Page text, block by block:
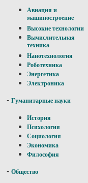
Авиация и
машиностроение
Высокие технологии
Вычислительная
техника
Нанотехнология
Роботехника
Энергетика
Электроника
- Гуманитарные науки
История
Психология
Социология
Экономика
Философия
- Общество